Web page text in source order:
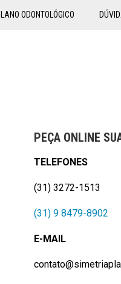
ODONTOLÓGICO
PEÇA ONLINE
TELEFONES
(31) 3272-1513
(31) 9 8479-8902
E-MAIL